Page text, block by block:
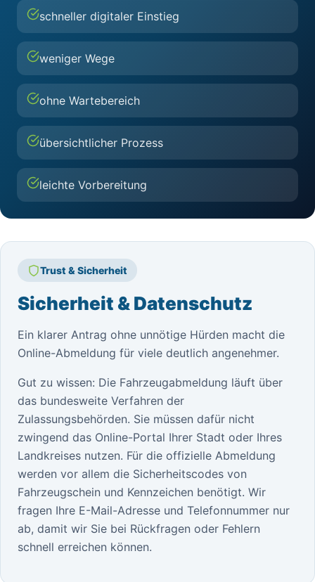
schneller digitaler Einstieg
weniger Wege
ohne Wartebereich
übersichtlicher Prozess
leichte Vorbereitung
Trust & Sicherheit
Sicherheit & Datenschutz
Ein klarer Antrag ohne unnötige Hürden macht die
Online-Abmeldung für viele deutlich angenehmer.
Gut zu wissen: Die Fahrzeugabmeldung läuft über
das bundesweite Verfahren der
Zulassungsbehörden. Sie müssen dafür nicht
zwingend das Online-Portal Ihrer Stadt oder Ihres
Landkreises nutzen. Für die offizielle Abmeldung
werden vor allem die Sicherheitscodes von
Fahrzeugschein und Kennzeichen benötigt. Wir
fragen Ihre E-Mail-Adresse und Telefonnummer nur
ab, damit wir Sie bei Rückfragen oder Fehlern
schnell erreichen können.